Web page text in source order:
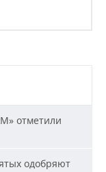
отметили
одобряют